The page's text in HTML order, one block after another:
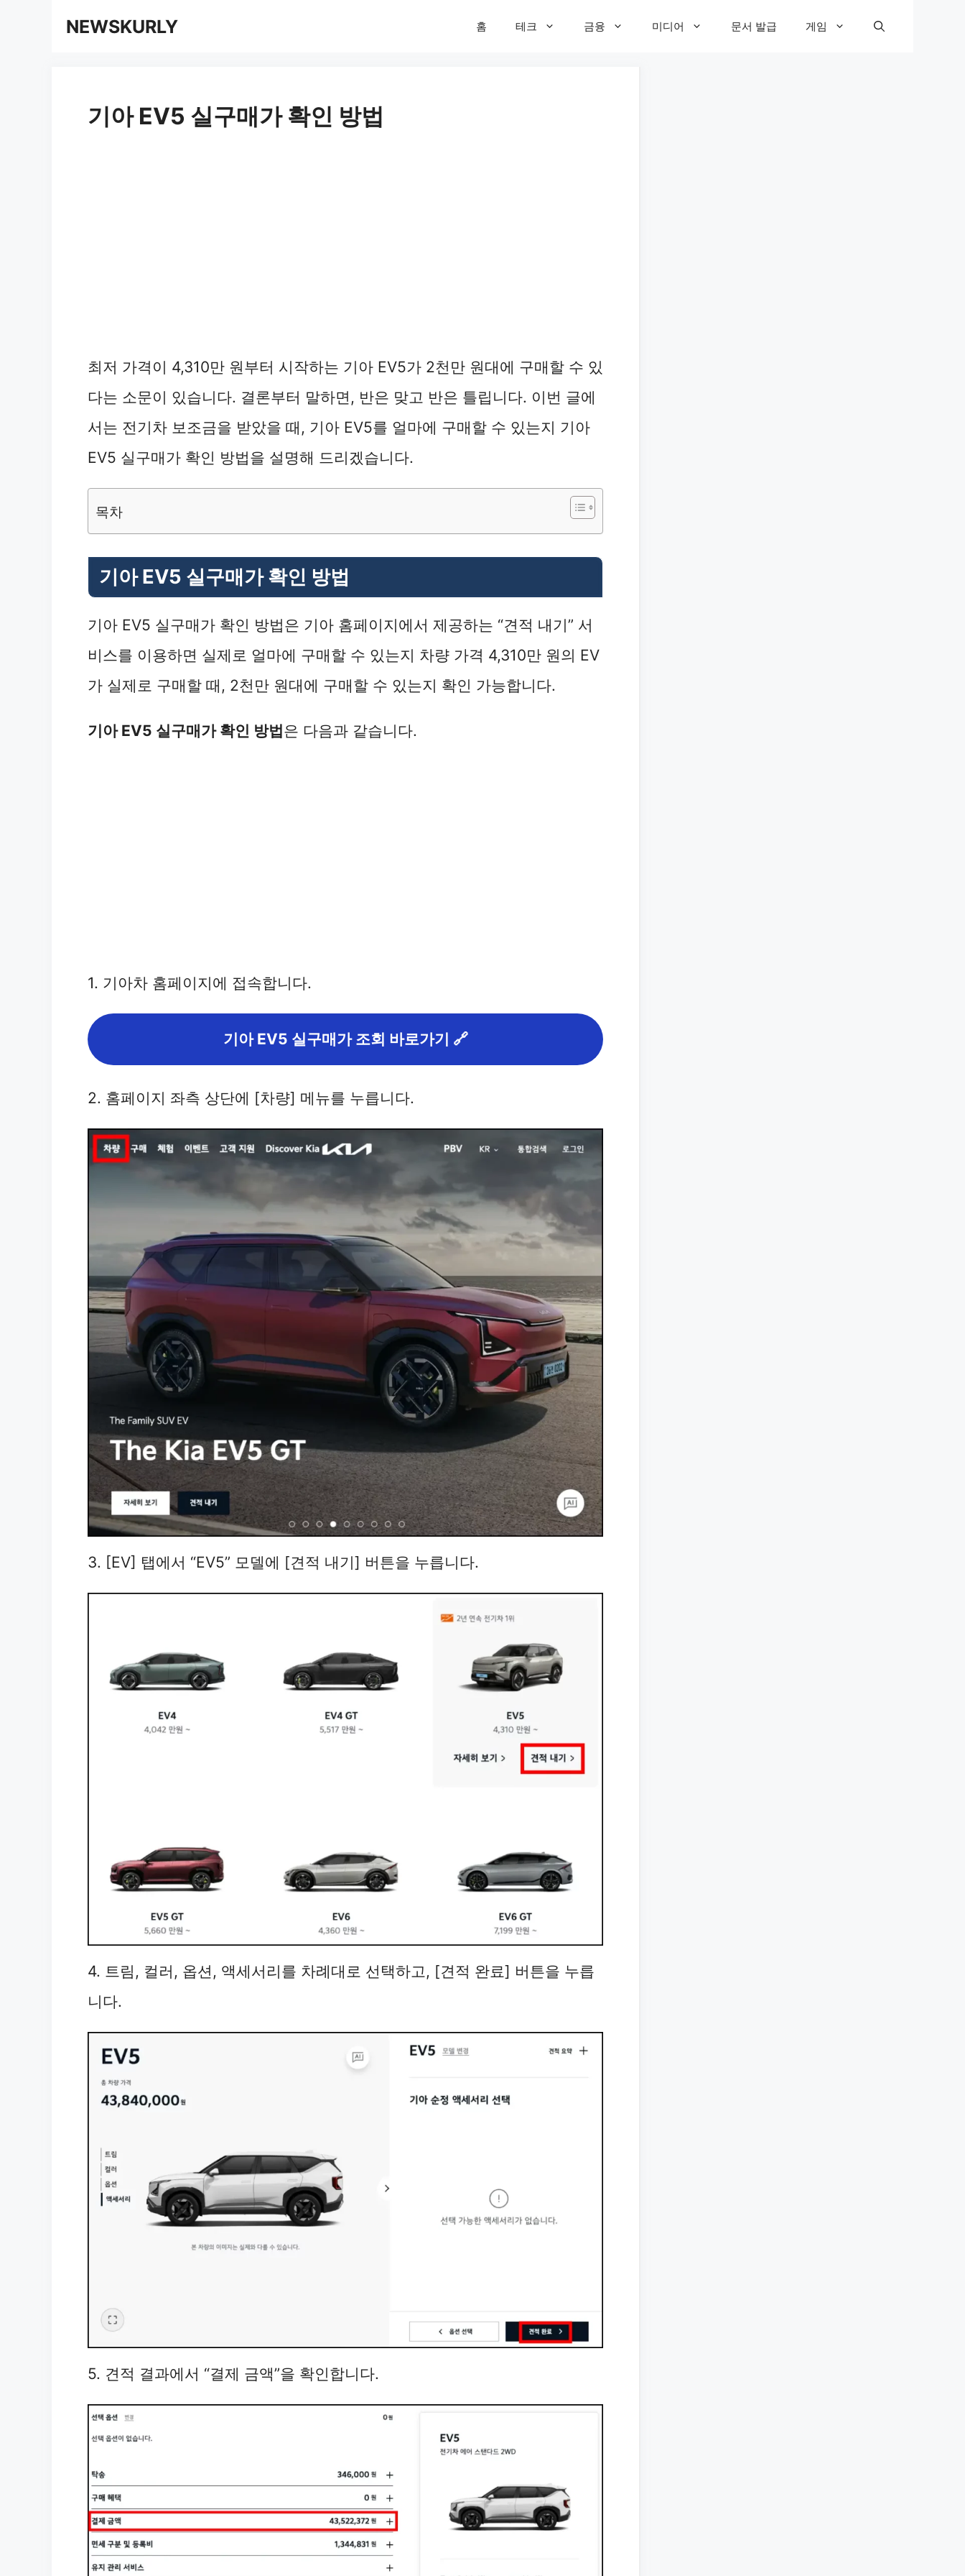
NEWSKURLY 홈 테크 금융 미디어 문서 발급 게임
기아 EV5 실구매가 확인 방법
최저 가격이 4,310만 원부터 시작하는 기아 EV5가 2천만 원대에 구매할 수 있
다는 소문이 있습니다. 결론부터 말하면, 반은 맞고 반은 틀립니다. 이번 글에
서는 전기차 보조금을 받았을 때, 기아 EV5를 얼마에 구매할 수 있는지 기아
EV5 실구매가 확인 방법을 설명해 드리겠습니다.
목차
기아 EV5 실구매가 확인 방법
기아 EV5 실구매가 확인 방법은 기아 홈페이지에서 제공하는 “견적 내기” 서
비스를 이용하면 실제로 얼마에 구매할 수 있는지 차량 가격 4,310만 원의 EV
가 실제로 구매할 때, 2천만 원대에 구매할 수 있는지 확인 가능합니다.
기아 EV5 실구매가 확인 방법은 다음과 같습니다.
1. 기아차 홈페이지에 접속합니다.
기아 EV5 실구매가 조회 바로가기 🔗
2. 홈페이지 좌측 상단에 [차량] 메뉴를 누릅니다.
3. [EV] 탭에서 “EV5” 모델에 [견적 내기] 버튼을 누릅니다.
4. 트림, 컬러, 옵션, 액세서리를 차례대로 선택하고, [견적 완료] 버튼을 누릅
니다.
5. 견적 결과에서 “결제 금액”을 확인합니다.